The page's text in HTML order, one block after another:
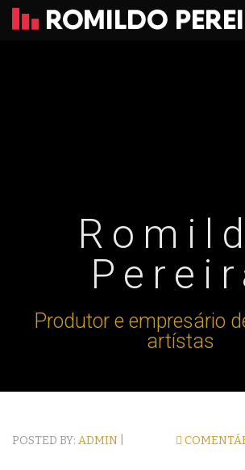
Produtor e empresário
artístas
POSTED BY: ADMIN |